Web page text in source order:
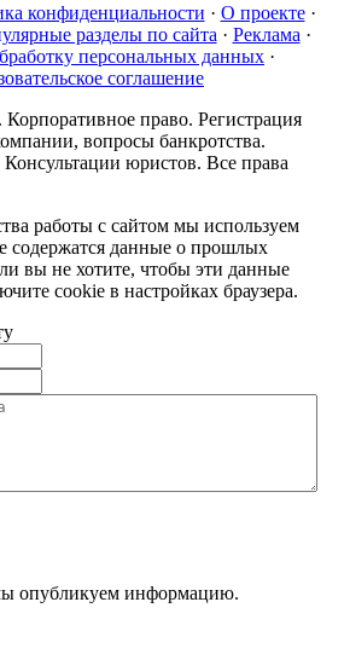
конфиденциальности · О проекте·
разделы по сайта · Реклама ·
персональных данных ·
соглашение
право. Регистрация
вопросы банкротства.
юристов. Все права
работы с сайтом мы используем
содержатся данные о прошлых
вы не хотите, чтобы эти данные
cookie в настройках браузера.
опубликуем информацию.